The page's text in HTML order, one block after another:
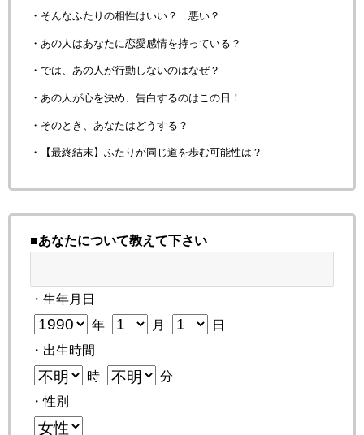
・そんなふたりの相性はいい？ 悪い？
・あの人はあなたに恋愛感情を持っている？
・では、あの人が行動しないのはなぜ？
・あの人が心を決め、告白するのはこの日！
・そのとき、あなたはどうする？
・【最終結末】ふたりが同じ道を歩む可能性は？
■あなたについて教えて下さい
・生年月日
年 月
日
・出生時間
時
分
・性別